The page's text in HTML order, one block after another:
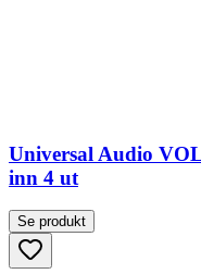
Universal Audio
inn 4 ut
Se produkt